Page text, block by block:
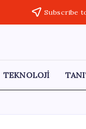
Subscribe
TEKNOLOJİ